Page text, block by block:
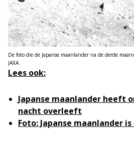
De foto die de Japanse maanlander na de derde
JAXA.
Lees ook:
Japanse maanlander heeft
nacht overleeft
Foto: Japanse maanlander